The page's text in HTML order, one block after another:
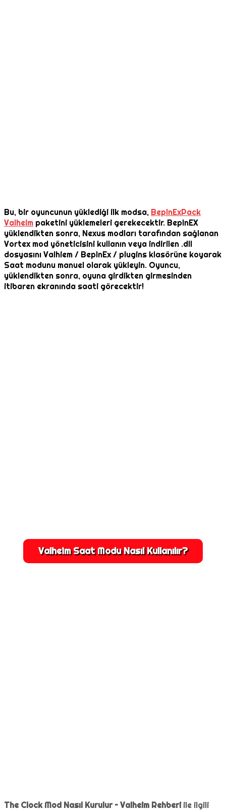
Bu, bir oyuncunun yüklediği ilk modsa, BepInExPack
Valheim paketini yüklemeleri gerekecektir. BepInEX
yüklendikten sonra, Nexus modları tarafından sağlanan
Vortex mod yöneticisini kullanın veya indirilen .dll
dosyasını Valhiem / BepInEx / plugins klasörüne koyarak
Saat modunu manuel olarak yükleyin. Oyuncu,
yüklendikten sonra, oyuna girdikten girmesinden
itibaren ekranında saati görecektir!
Valheim Saat Modu Nasıl Kullanılır?
The Clock Mod Nasıl Kurulur – Valheim Rehberiile ilgili